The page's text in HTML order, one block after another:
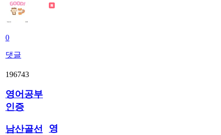
0
댓글
196743
영어공부
인증
남산골선
영